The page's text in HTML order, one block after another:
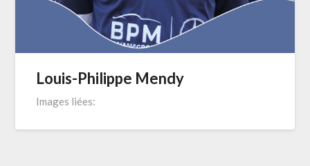
Louis-Philippe Mendy
Images liées: